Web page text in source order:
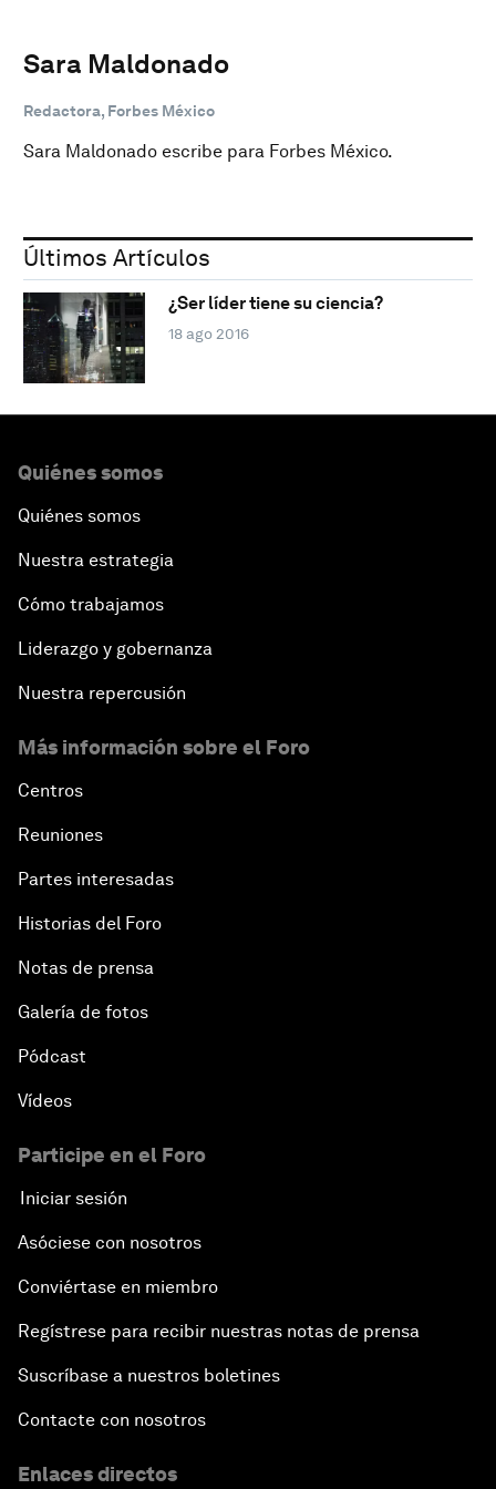
Sara Maldonado
Redactora, Forbes México
Sara Maldonado escribe para Forbes México.
Últimos Artículos
¿Ser líder tiene su ciencia?
18 ago 2016
Quiénes somos
Quiénes somos
Nuestra estrategia
Cómo trabajamos
Liderazgo y gobernanza
Nuestra repercusión
Más información sobre el Foro
Centros
Reuniones
Partes interesadas
Historias del Foro
Notas de prensa
Galería de fotos
Pódcast
Vídeos
Participe en el Foro
Iniciar sesión
Asóciese con nosotros
Conviértase en miembro
Regístrese para recibir nuestras notas de prensa
Suscríbase a nuestros boletines
Contacte con nosotros
Enlaces directos